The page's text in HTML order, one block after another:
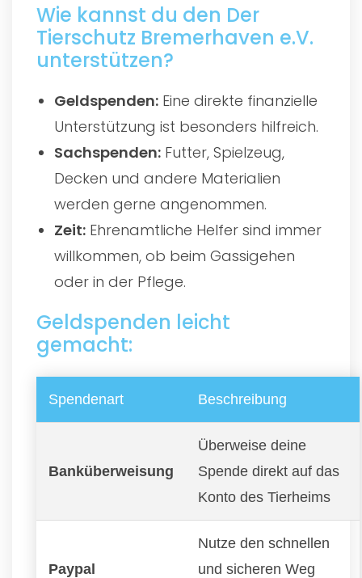
Wie kannst du den Der
Tierschutz Bremerhaven e.V.
unterstützen?
Geldspenden: Eine direkte finanzielle
Unterstützung ist besonders hilfreich.
Sachspenden: Futter, Spielzeug,
Decken und andere Materialien
werden gerne angenommen.
Zeit: Ehrenamtliche Helfer sind immer
willkommen, ob beim Gassigehen
oder in der Pflege.
Geldspenden leicht
gemacht:
Spendenart Beschreibung
Banküberweisung
Überweise deine
Spende direkt auf das
Konto des Tierheims
Paypal
Nutze den schnellen
und sicheren Weg